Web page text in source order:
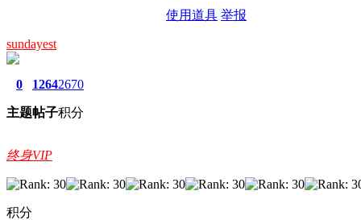
使用道具 举报
sundayest
0
主题
1264
帖子
2670
积分
终身VIP
积分